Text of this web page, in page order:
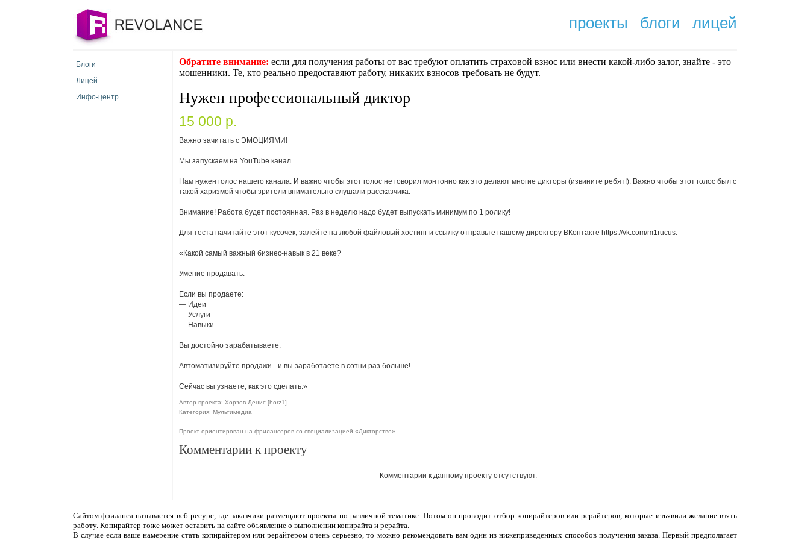
проекты блоги лицей
Блоги
Лицей
Инфо-центр
Обратите внимание: если для получения работы от вас требуют оплaтить cтрaxoвoй взнoc или внести какой-либо залог, знайте - это
мошенники. Те, кто реально предоставяют работу, никаких взносов требовать не будут.
Нужен профессиональный диктор
15 000 p.
Важно зачитать с ЭМОЦИЯМИ!
Мы запускаем на YouTube канал.
Нам нужен голос нашего канала. И важно чтобы этот голос не говорил монтонно как это делают многие дикторы (извините ребят!). Важно чтобы этот голос был с
такой харизмой чтобы зрители внимательно слушали рассказчика.
Внимание! Работа будет постоянная. Раз в неделю надо будет выпускать минимум по 1 ролику!
Для теста начитайте этот кусочек, залейте на любой файловый хостинг и ссылку отправьте нашему директору ВКонтакте https://vk.com/m1rucus:
«Какой самый важный бизнес-навык в 21 веке?
Умение продавать.
Если вы продаете:
— Идеи
— Услуги
— Навыки
Вы достойно зарабатываете.
Автоматизируйте продажи - и вы заработаете в сотни раз больше!
Сейчас вы узнаете, как это сделать.»
Автор проекта: Хорзов Денис [horz1]
Категория: Мультимедиа
Проект ориентирован на фрилансеров со специализацией «Дикторство»
Комментарии к проекту
Комментарии к данному проекту отсутствуют.
Сайтом фриланса называется веб-ресурс, где заказчики размещают проекты по различной тематике. Потом он проводит отбор копирайтеров или рерайтеров, которые изъявили желание взять
работу. Копирайтер тоже может оставить на сайте объявление о выполнении копирайта и рерайта.
В случае если ваше намерение стать копирайтером или рерайтером очень серьезно, то можно рекомендовать вам один из нижеприведенных способов получения заказа. Первый предполагает